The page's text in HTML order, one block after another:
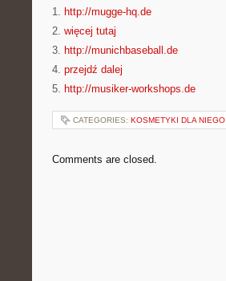
1. http://mugge-hq.de
2. więcej tutaj
3. http://munichbaseball.de
4. przejdź dalej
5. http://musiker-workshops.de
CATEGORIES: KOSMETYKI DLA NIEGO
Comments are closed.